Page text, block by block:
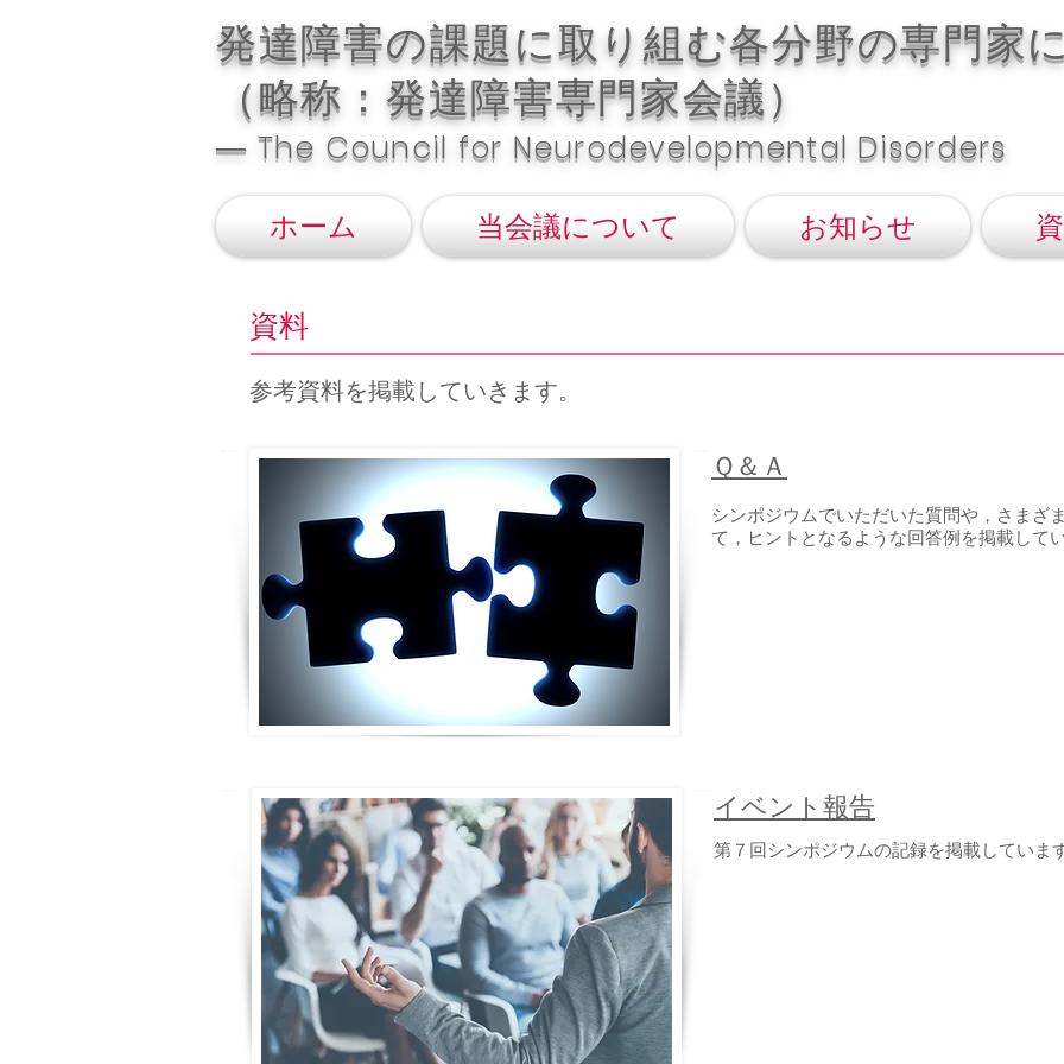
発達障害の課題に取り組む各分野の専門家
（略称：発達障害専門家会議）
― The Council for Neurodevelopmental Disorders
ホーム 当会議について お知らせ
​資料
​参考資料を掲載していきます。
​Ｑ＆Ａ
シンポジウムでいただいた質問や，さまざ
て，ヒントとなるような回答例を掲載してい
​イベント報告
第７回シンポジウムの記録を掲載しています